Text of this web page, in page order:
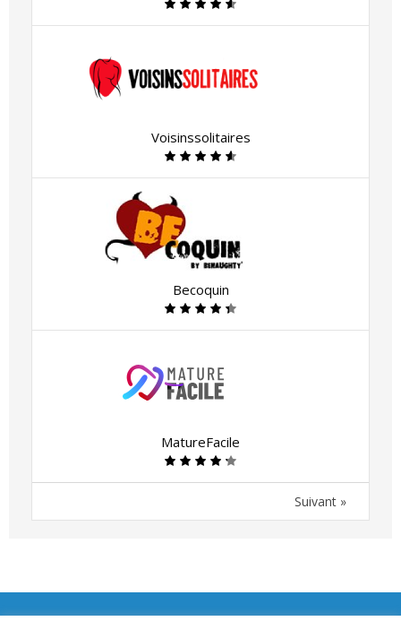
Voisinssolitaires
Becoquin
MatureFacile
Suivant »